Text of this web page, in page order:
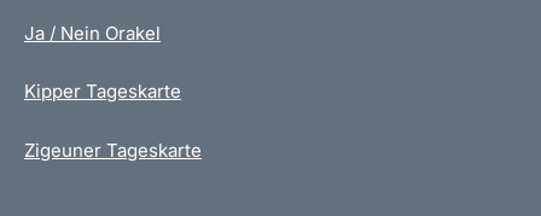
Ja / Nein Orakel
Kipper Tageskarte
Zigeuner Tageskarte